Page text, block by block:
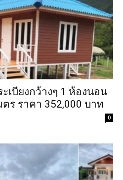
เบียงกว้างๆ 1 ห้องนอน
ร ราคา 352,000 บาท
0